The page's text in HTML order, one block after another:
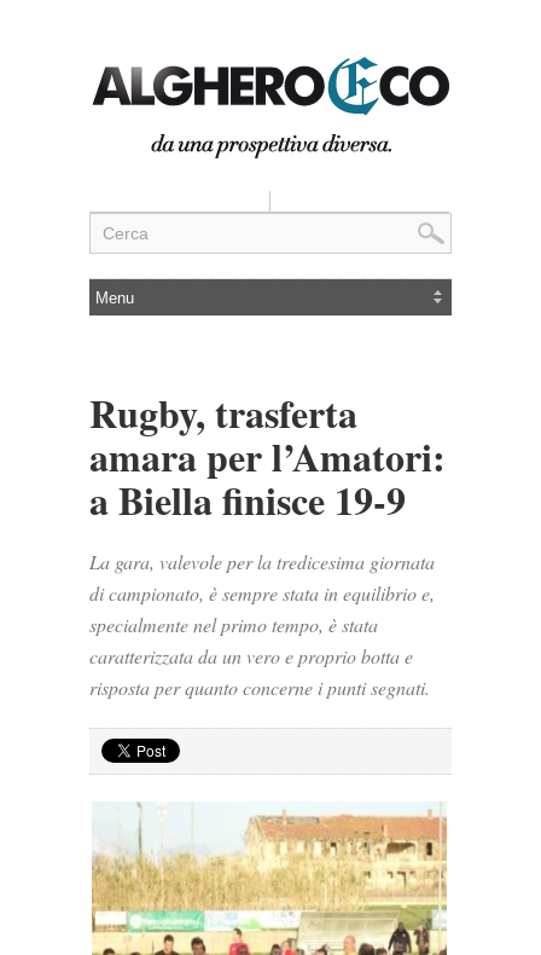
Rugby, trasferta
amara per l’Amatori:
a Biella finisce 19-9
La gara, valevole per la tredicesima giornata
di campionato, è sempre stata in equilibrio e,
specialmente nel primo tempo, è stata
caratterizzata da un vero e proprio botta e
risposta per quanto concerne i punti segnati.